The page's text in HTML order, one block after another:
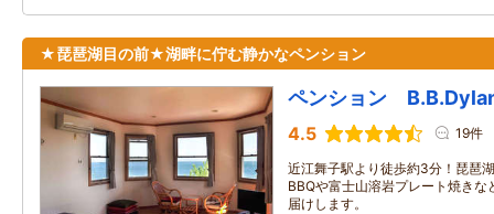
★琵琶湖目の前★湖畔に佇む静かなペンション
ペンション
4.5 19件
近江舞子駅より徒歩約3分！琵琶
BBQや富士山溶岩プレート焼き
届けします。